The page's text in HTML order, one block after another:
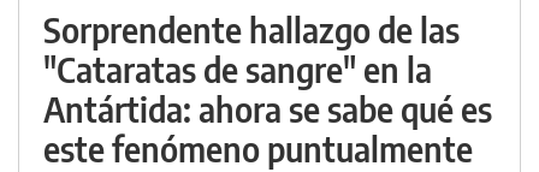
Sorprendente hallazgo de las
"Cataratas de sangre" en la
Antártida: ahora se sabe qué es
este fenómeno puntualmente